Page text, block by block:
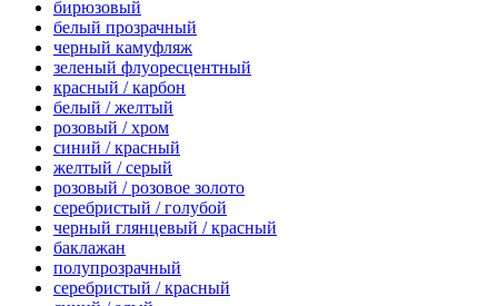
бирюзовый
белый прозрачный
черный камуфляж
зеленый флуоресцентный
красный / карбон
белый / желтый
розовый / хром
синий / красный
желтый / серый
розовый / розовое золото
серебристый / голубой
черный глянцевый / красный
баклажан
полупрозрачный
серебристый / красный